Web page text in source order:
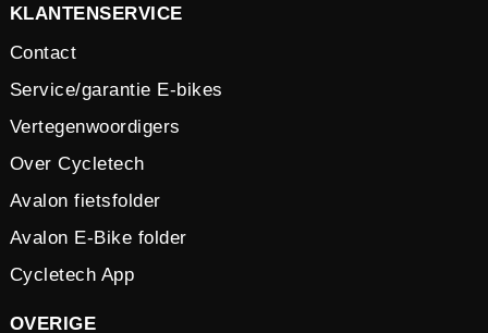
KLANTENSERVICE
Contact
Service/garantie E-bikes
Vertegenwoordigers
Over Cycletech
Avalon fietsfolder
Avalon E-Bike folder
Cycletech App
OVERIGE